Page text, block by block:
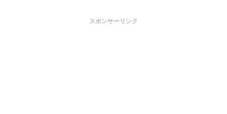
スポンサーリンク